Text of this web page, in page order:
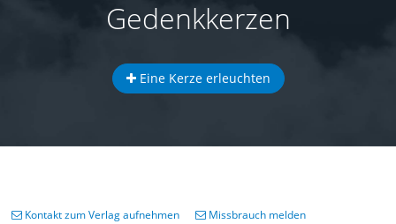
Gedenkkerzen
Eine Kerze erleuchten
Kontakt zum Verlag aufnehmen Missbrauch melden